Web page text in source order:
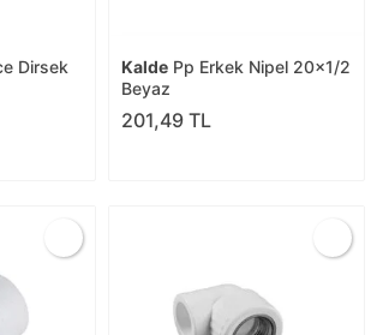
Dirsek
Kalde Pp Erkek Nipel 20x1/2
Beyaz
201,49 TL